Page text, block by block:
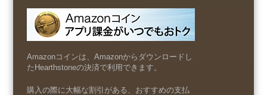
Amazonコインは、Amazonからダウンロードし
たHearthstoneの決済で利用できます。
購入の際に大幅な割引がある、おすすめの支払